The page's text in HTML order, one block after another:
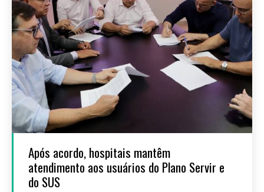
Após acordo, hospitais mantêm
atendimento aos usuários do Plano Servir e
do SUS